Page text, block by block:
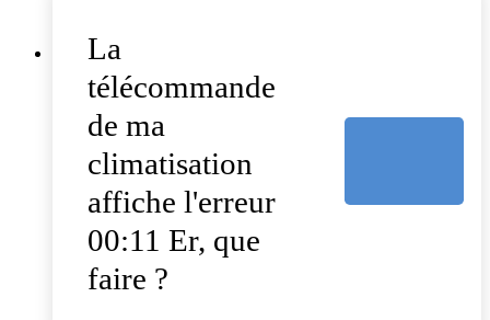
La
télécommande
de ma
climatisation
affiche l'erreur
00:11 Er, que
faire ?